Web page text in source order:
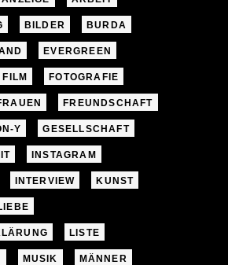
BILDER BURDA
EVERGREEN
FILM FOTOGRAFIE
FREUNDSCHAFT
Y GESELLSCHAFT
INSTAGRAM
INTERVIEW KUNST
LISTE
MUSIK MÄNNER